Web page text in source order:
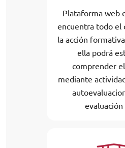
Plataforma web
encuentra todo el
la acción
ella podrá
comprender
mediante
evaluación